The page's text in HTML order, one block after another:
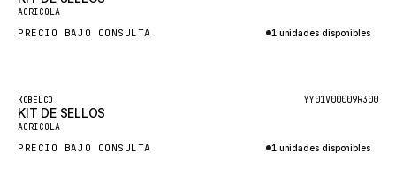
SDLG
AGRICOLA
PRECIO BAJO CONSULTA 1 unidades disponibles
Destacado
KOBELCO YY01V00009R300
KIT DE SELLOS
AGRICOLA
PRECIO BAJO CONSULTA 1 unidades disponibles